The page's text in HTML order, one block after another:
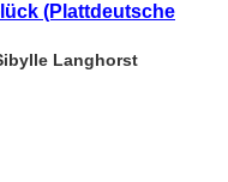
(Plattdeutsche
Langhorst